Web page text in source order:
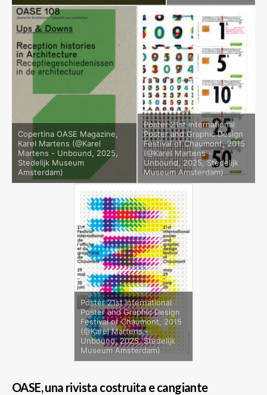
Copertina OASE Magazine,
Karel Martens (@Karel
Martens - Unbound, 2025,
Stedelijk Museum
Amsterdam)
Poster 21st International
Poster and Graphic Design
Festival of Chaumont, 2015
(@Karel Martens -
Unbound, 2025, Stedelijk
Museum Amsterdam)
Poster 21st International
Poster and Graphic Design
Festival of Chaumont, 2015
(@Karel Martens -
Unbound, 2025, Stedelijk
Museum Amsterdam)
OASE, una rivista costruita e cangiante